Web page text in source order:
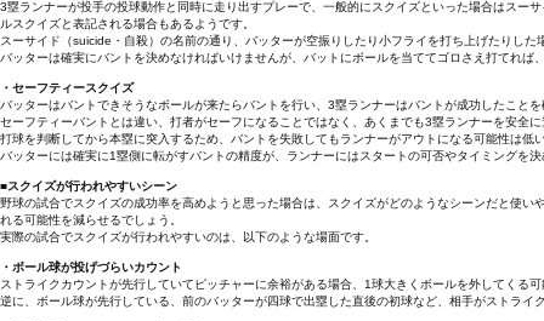
3塁ランナーが投手の投球動作と同時に走り出すプレーで、一般的にスクイズといった場合はスー
ルスクイズと表記される場合もあるようです。
スーサイド（suicide・自殺）の名前の通り、バッターが空振りしたり小フライを打ち上げたりし
バッターは確実にバントを決めなければいけませんが、バットにボールを当ててゴロさえ打てれば
・セーフティースクイズ
バッターはバントできそうなボールが来たらバントを行い、3塁ランナーはバントが成功したこと
セーフティーバントとは違い、打者がセーフになることではなく、あくまでも3塁ランナーを安全
打球を判断してから本塁に突入するため、バントを失敗してもランナーがアウトになる可能性は低
バッターには確実に1塁側に転がすバントの精度が、ランナーにはスタートの可否やタイミングを
■スクイズが行われやすいシーン
野球の試合でスクイズの成功率を高めようと思った場合は、スクイズがどのようなシーンだと使
れる可能性を減らせるでしょう。
実際の試合でスクイズが行われやすいのは、以下のような場面です。
・ボール球が投げづらいカウント
ストライクカウントが先行していてピッチャーに余裕がある場合、1球大きくボールを外してくる
逆に、ボール球が先行している、前のバッターが四球で出塁した直後の初球など、相手がストラ